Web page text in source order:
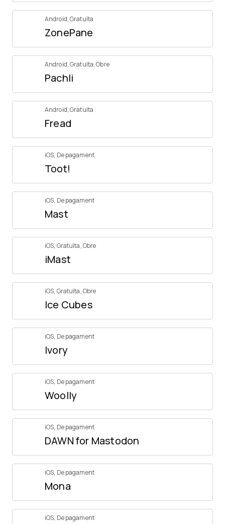
Android,Gratuïta
ZonePane
Android,Gratuïta,Obre
Pachli
Android,Gratuïta
Fread
iOS, De pagament
Toot!
iOS, De pagament
Mast
iOS, Gratuïta,Obre
iMast
iOS, Gratuïta,Obre
Ice Cubes
iOS, De pagament
Ivory
iOS, De pagament
Woolly
iOS, De pagament
DAWN for Mastodon
iOS, De pagament
Mona
iOS, De pagament